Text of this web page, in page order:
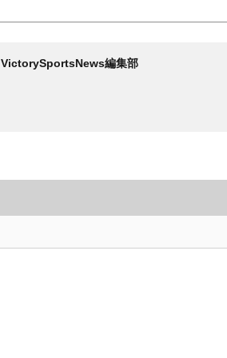
VictorySportsNews編集部